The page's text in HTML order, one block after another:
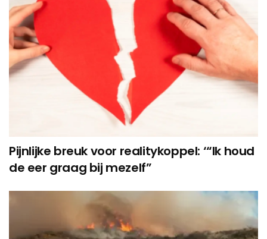
Pijnlijke breuk voor realitykoppel: ‘“Ik houd
de eer graag bij mezelf”